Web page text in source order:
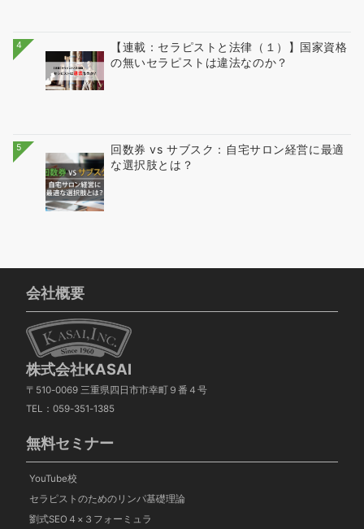
4
【連載：セラピストと法律（１）】国家資格
の無いセラピストは違法なのか？
5
回数券 vs サブスク：自宅サロン経営に最適
な選択肢とは？
会社概要
株式会社KASAI
〒510-0069 三重県四日市市幸町９番４号
TEL：059-351-1385
無料セミナー
YouTube校
セラピストのためのリンパ基礎理論
劉式SEO４×３フォーミュラ